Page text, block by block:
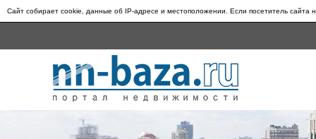
Сайт собирает cookie, данные об IP-адресе и местоположении. Если посетитель сайта